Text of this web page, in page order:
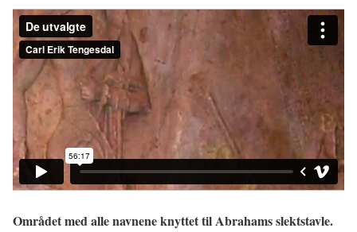
Området med alle navnene knyttet til Abrahams slektstavle.